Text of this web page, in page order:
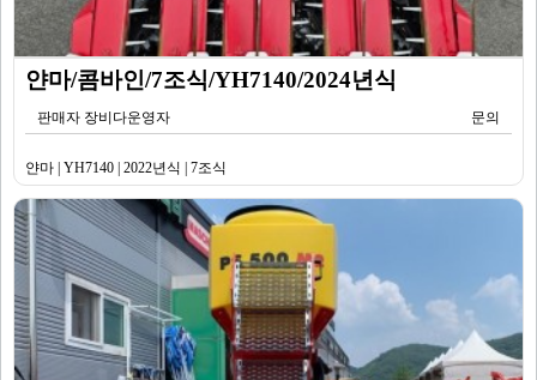
얀마/콤바인/7조식/YH7140/2024년식
판매자 장비다운영자 문의
얀마 | YH7140 | 2022년식 | 7조식